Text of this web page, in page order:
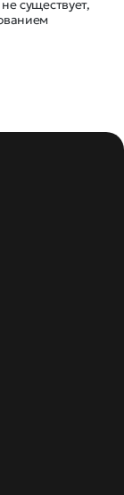
существует,